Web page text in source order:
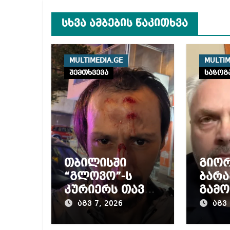
სხვა ამბების წაკითხვა
MULTIMEDIA.GE
შემთხვევა
თბილისში
“გლოვო”-ს
კურიერს თავს
დაესხნენ
აგვ 7, 2026 აგვ